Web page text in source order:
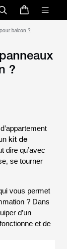
?
kit de
dire qu’avec
se tourner
vous permet
? Dans
d’un
et de